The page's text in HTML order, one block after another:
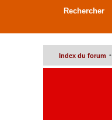
Rechercher
Index du forum •